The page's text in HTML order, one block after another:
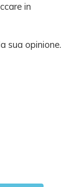
in
sua opinione.